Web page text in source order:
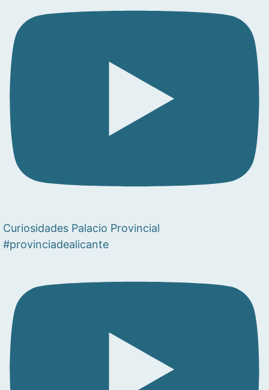
Curiosidades Palacio Provincial
#provinciadealicante